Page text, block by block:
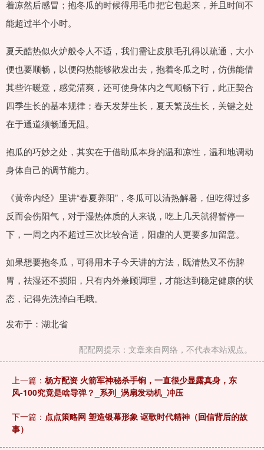
着凉然后感冒；抱冬瓜的时候得用毛巾把它包起来，并且时间不
能超过半个小时。
夏天酷热似火炉般令人不适，我们需让皮肤毛孔得以疏通，大小
便也要顺畅，以便闷热能够散发出去，抱着冬瓜之时，仿佛能借
其些许暖意，感觉清爽，还可使身体内之气顺畅下行，此正契合
四季生长的基本规律；春天发芽生长，夏天繁茂生长，关键之处
在于通道须畅通无阻。
抱瓜的巧妙之处，其实在于借助瓜本身的温和凉性，温和地调动
身体自己的调节能力。
《黄帝内经》里讲“春夏养阳”，冬瓜可以清热解暑，但吃得过多
反而会伤阳气，对于湿热体质的人来说，吃上几天就得暂停一
下，一周之内不超过三次比较合适，阳虚的人更要多加留意。
如果想要抱冬瓜，可得用木子今天讲的方法，既清热又不伤脾
胃，祛湿还不损阳，只有内外兼顾调理，才能达到稳定健康的状
态，记得先洗掉白毛哦。
发布于：湖北省
配配网提示：文章来自网络，不代表本站观点。
上一篇： 杨方配资 火箭军神秘杀手锏，一直很少显露真身，东
风-100究竟是啥导弹？_系列_涡扇发动机_冲压
下一篇： 点点策略网 塑造银幕形象 讴歌时代精神（回信背后的故
事）